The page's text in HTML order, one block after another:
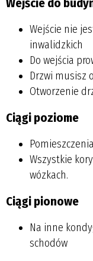
Wejście do
Wejście nie
inwalidzkich
Do wejścia
Drzwi musisz
Otworzenie
Ciągi poziome
Wszystkie
wózkach.
Ciągi pionowe
Na inne
schodów